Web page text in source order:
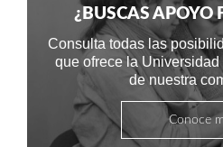
¿BUSCAS APOYO
Consulta todas las
que ofrece la
de nuestra
Conoce